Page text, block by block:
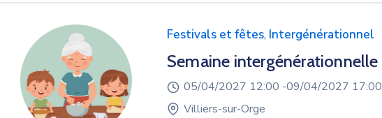
Festivals et fêtes, Intergénérationnel
Semaine intergénérationnelle
05/04/2027 12:00 -09/04/2027 17:00
Villiers-sur-Orge